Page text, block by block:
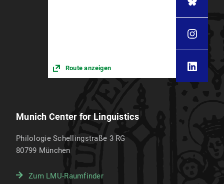
Route anzeigen
Munich Center for Linguistics
Philologie Schellingstraße 3 RG
80799 München
Zum LMU-Raumfinder